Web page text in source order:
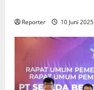
Reporter 10 Juni 2025